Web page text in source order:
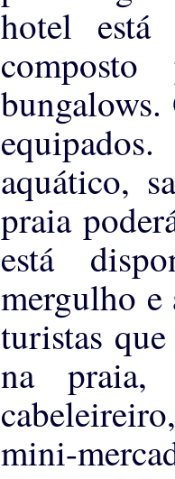
hotel
bungalows.
aquático,
praia
está
mergulho
turistas
na praia,
mini-